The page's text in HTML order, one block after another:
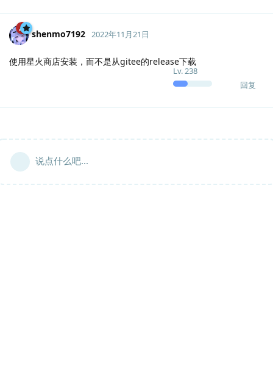
shenmo7192
Lv. 238
2022年11月21日
使用星火商店安装，而不是从gitee的release下载
回复
说点什么吧...